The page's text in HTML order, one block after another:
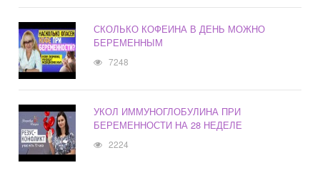
СКОЛЬКО КОФЕИНА В ДЕНЬ МОЖНО
БЕРЕМЕННЫМ
7248
УКОЛ ИММУНОГЛОБУЛИНА ПРИ
БЕРЕМЕННОСТИ НА 28 НЕДЕЛЕ
2224